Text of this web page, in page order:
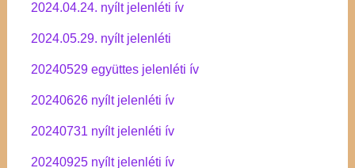
2024.04.24. nyílt jelenléti ív
2024.05.29. nyílt jelenléti
20240529 együttes jelenléti ív
20240626 nyílt jelenléti ív
20240731 nyílt jelenléti ív
20240925 nyílt jelenléti ív